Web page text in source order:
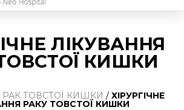
ЛІКУВАННЯ
КИШКИ
РАК ТОВСТОЇ КИШКИ / ХІРУРГІЧНЕ
РАКУ ТОВСТОЇ КИШКИ